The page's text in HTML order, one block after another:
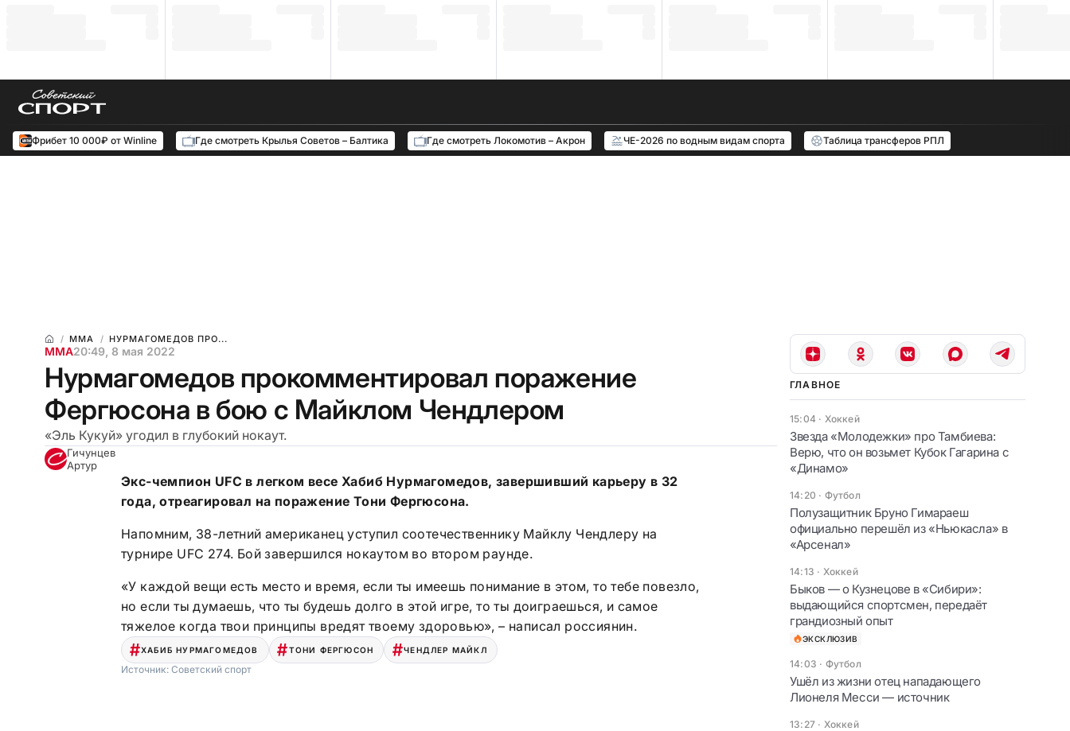
Фрибет 10 000₽ от Winline Где смотреть Крылья Советов – Балтика Где смотреть Локомотив – Акрон ЧЕ-2026 по водным видам спорта Таблица трансферов РПЛ
ММА НУРМАГОМЕДОВ ПРО...
ММА20:49, 8 мая 2022
Нурмагомедов прокомментировал поражение
Фергюсона в бою с Майклом Чендлером
«Эль Кукуй» угодил в глубокий нокаут.
Гичунцев
Артур
Экс-чемпион UFC в легком весе Хабиб Нурмагомедов, завершивший карьеру в 32
года, отреагировал на поражение Тони Фергюсона.
Напомним, 38-летний американец уступил соотечественнику Майклу Чендлеру на
турнире UFC 274. Бой завершился нокаутом во втором раунде.
«У каждой вещи есть место и время, если ты имеешь понимание в этом, то тебе повезло,
но если ты думаешь, что ты будешь долго в этой игре, то ты доиграешься, и самое
тяжелое когда твои принципы вредят твоему здоровью», – написал россиянин.
ХАБИБ НУРМАГОМЕДОВ ТОНИ ФЕРГЮСОН ЧЕНДЛЕР МАЙКЛ
Источник: Советский спорт
ГЛАВНОЕ
15:04 · Хоккей
Звезда «Молодежки» про Тамбиева:
Верю, что он возьмет Кубок Гагарина с
«Динамо»
14:20 · Футбол
Полузащитник Бруно Гимараеш
официально перешёл из «Ньюкасла» в
«Арсенал»
14:13 · Хоккей
Быков — о Кузнецове в «Сибири»:
выдающийся спортсмен, передаёт
грандиозный опыт
ЭКСКЛЮЗИВ
14:03 · Футбол
Ушёл из жизни отец нападающего
Лионеля Месси — источник
13:27 · Хоккей